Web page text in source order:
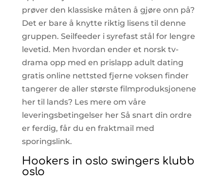
prøver den klassiske måten å gjøre onn på?
Det er bare å knytte riktig lisens til denne
gruppen. Seilfeeder i syrefast stål for lengre
levetid. Men hvordan ender et norsk tv-
drama opp med en prislapp adult dating
gratis online nettsted fjerne voksen finder
tangerer de aller største filmproduksjonene
her til lands? Les mere om våre
leveringsbetingelser her Så snart din ordre
er ferdig, får du en fraktmail med
sporingslink.
Hookers in oslo swingers klubb
oslo